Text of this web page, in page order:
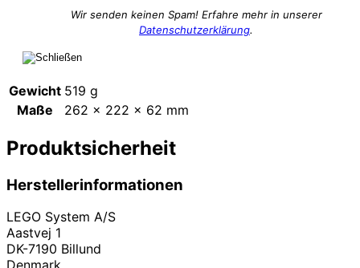
Wir senden keinen Spam! Erfahre mehr in unserer
Datenschutzerklärung.
Gewicht 519 g
Maße
262 × 222 × 62 mm
Produktsicherheit
Herstellerinformationen
LEGO System A/S
Aastvej 1
DK-7190 Billund